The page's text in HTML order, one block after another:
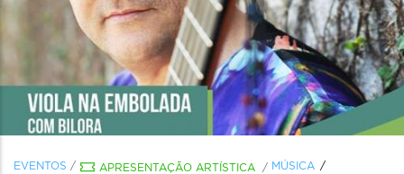
EVENTOS / APRESENTAÇÃO ARTÍSTICA / MÚSICA